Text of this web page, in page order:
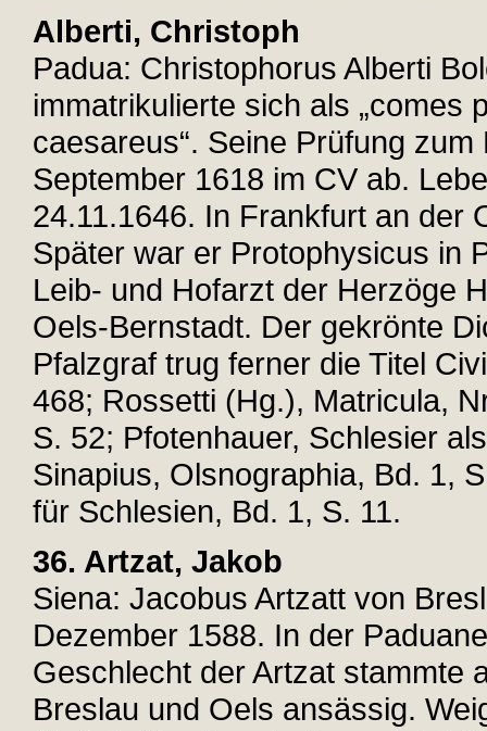
Alberti, Christoph
Padua: Christophorus Alberti
immatrikulierte sich als „comes
caesareus“. Seine Prüfung
September 1618 im CV ab.
24.11.1646. In Frankfurt an der
Später war er Protophysicus in
Leib- und Hofarzt der Herzöge
Oels-Bernstadt. Der gekrönte
Pfalzgraf trug ferner die Titel
468; Rossetti (Hg.), Matricula,
S. 52; Pfotenhauer, Schlesier
Sinapius, Olsnographia, Bd. 1,
für Schlesien, Bd. 1, S. 11.
36. Artzat, Jakob
Siena: Jacobus Artzatt von
Dezember 1588. In der
Geschlecht der Artzat stammte
Breslau und Oels ansässig.